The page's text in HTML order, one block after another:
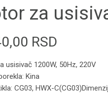
za
RSD
usisivač 1200W, 50Hz, 220V
Kina
CG03, HWX-